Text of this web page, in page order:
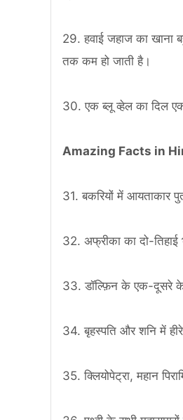
29. हवाई जहाज का खाना
तक कम हो जाती है।
30. एक ब्लू व्हेल का दिल
Amazing Facts in
31. बकरियों में आयताकार
32. अफ्रीका का दो-तिहाई
33. डॉल्फ़िन के एक-दूसरे
34. बृहस्पति और शनि में हीरे
35. क्लियोपेट्रा, महान